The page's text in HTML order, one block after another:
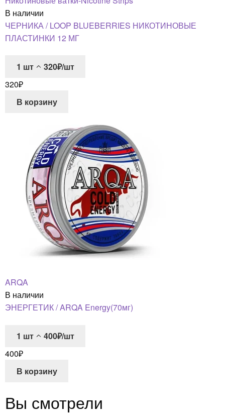
В наличии
ЧЕРНИКА / LOOP BLUEBERRIES НИКОТИНОВЫЕ
ПЛАСТИНКИ 12 МГ
1 шт
320₽/шт
320₽
В корзину
ARQA
В наличии
ЭНЕРГЕТИК / ARQA Energy(70мг)
1 шт
400₽/шт
400₽
В корзину
Вы смотрели